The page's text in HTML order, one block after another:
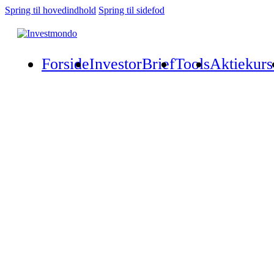
Spring til hovedindhold Spring til sidefod
ForsideInvestorBriefTools